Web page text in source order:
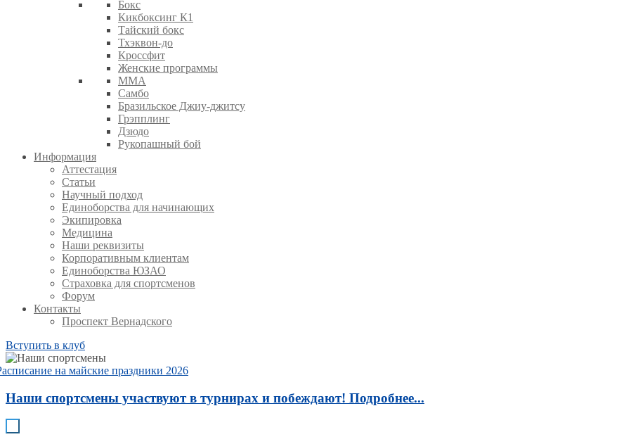
Бокс
Кикбоксинг К1
Тайский бокс
Тхэквон-до
Кроссфит
Женские программы
ММА
Самбо
Бразильское Джиу-джитсу
Грэпплинг
Дзюдо
Рукопашный бой
Информация
Аттестация
Статьи
Научный подход
Единоборства для начинающих
Экипировка
Медицина
Наши реквизиты
Корпоративным клиентам
Единоборства ЮЗАО
Страховка для спортсменов
Форум
Контакты
Проспект Вернадского
Вступить в клуб
на майские праздники 2026
Наши спортсмены участвуют в турнирах и побеждают! Подробнее...